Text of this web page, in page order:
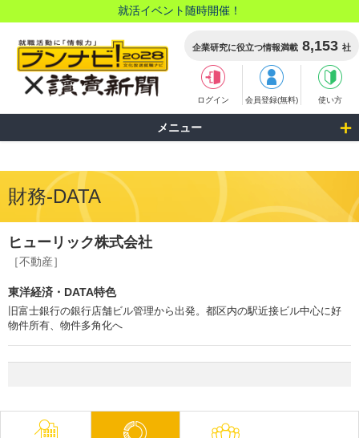
就活イベント随時開催！
企業研究に役立つ情報満載 8,153 社
ログイン 会員登録(無料) 使い方
メニュー
財務-DATA
ヒューリック株式会社
［不動産］
東洋経済・DATA特色
旧富士銀行の銀行店舗ビル管理から出発。都区内の駅近接ビル中心に好
物件所有、物件多角化へ